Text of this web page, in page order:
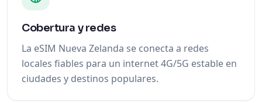
Cobertura y redes
La eSIM Nueva Zelanda se conecta a redes
locales fiables para un internet 4G/5G estable en
ciudades y destinos populares.